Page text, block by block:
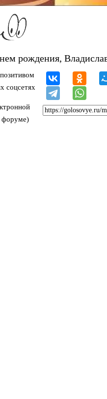
рождения,
соцсетях
форуме)